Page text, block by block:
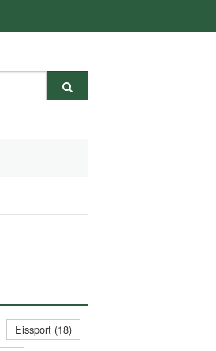
Eissport (18)